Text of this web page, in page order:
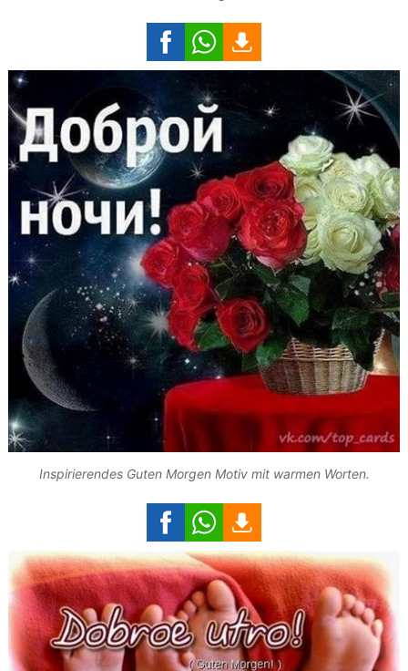
Inspirierendes Guten Morgen Motiv mit warmen Worten.